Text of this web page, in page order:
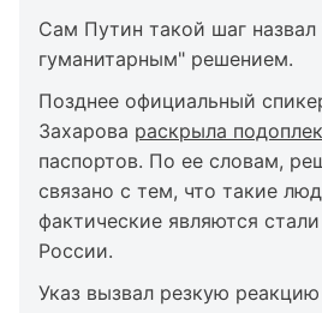
Сам Путин такой шаг назвал
гуманитарным" решением.
Позднее официальный
Захарова раскрыла
паспортов. По ее словам,
связано с тем, что такие
фактические являются
России.
Указ вызвал резкую